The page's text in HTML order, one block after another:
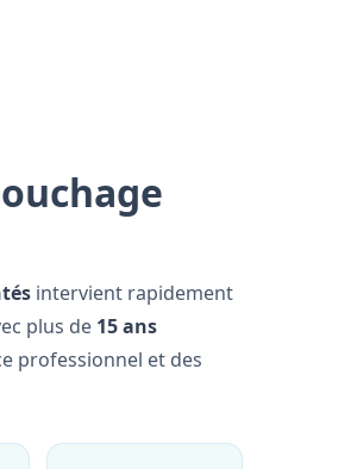
intervient rapidement
plus de 15 ans
professionnel et des